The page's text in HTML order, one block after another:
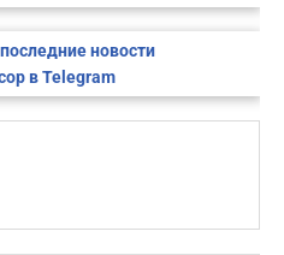
новости
в Telegram